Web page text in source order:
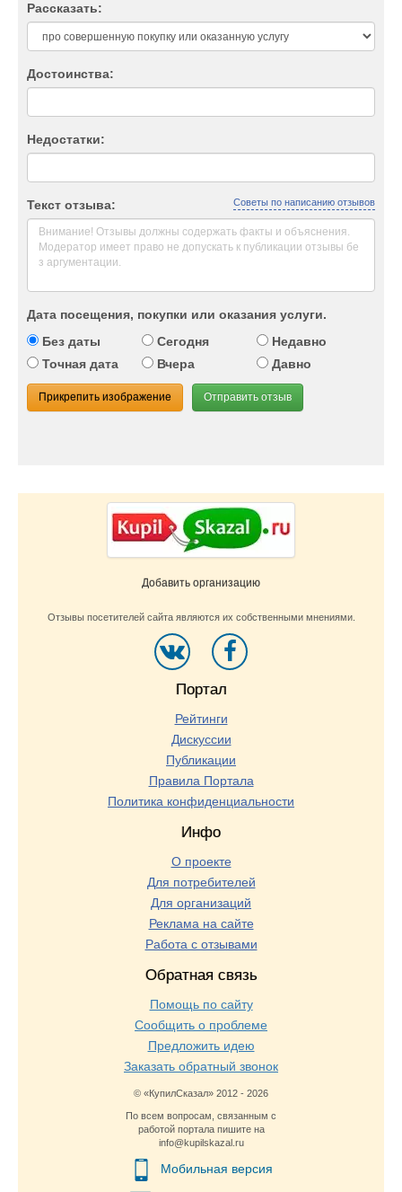
Рассказать:
Достоинства:
Недостатки:
Текст отзыва: Советы по написанию отзывов
Дата посещения, покупки или оказания услуги.
Без даты
Сегодня
Недавно
Точная дата
Вчера Давно
Прикрепить изображение Отправить отзыв
Добавить организацию
Отзывы посетителей сайта являются их собственными мнениями.
Портал
Рейтинги
Дискуссии
Публикации
Правила Портала
Политика конфиденциальности
Инфо
О проекте
Для потребителей
Для организаций
Реклама на сайте
Работа с отзывами
Обратная связь
Помощь по сайту
Сообщить о проблеме
Предложить идею
Заказать обратный звонок
© «КупилСказал» 2012 - 2026
По всем вопросам, связанным с
работой портала пишите на
info@kupilskazal.ru
Мобильная версия